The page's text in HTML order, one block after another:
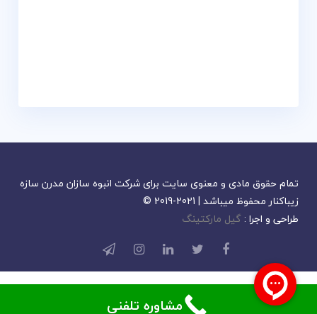
تمام حقوق مادی و معنوی سایت برای شرکت انبوه سازان مدرن سازه
زیباکنار محفوظ میباشد | 2021-2019 ©
طراحی و اجرا : گیل مارکتینگ
مشاوره تلفنی